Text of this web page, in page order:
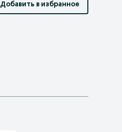
Добавить в избранное